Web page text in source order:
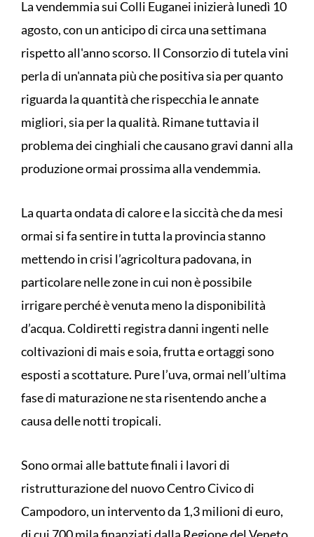
La vendemmia sui Colli Euganei inizierà lunedì 10
agosto, con un anticipo di circa una settimana
rispetto all'anno scorso. Il Consorzio di tutela vini
perla di un'annata più che positiva sia per quanto
riguarda la quantità che rispecchia le annate
migliori, sia per la qualità. Rimane tuttavia il
problema dei cinghiali che causano gravi danni alla
produzione ormai prossima alla vendemmia.
La quarta ondata di calore e la siccità che da mesi
ormai si fa sentire in tutta la provincia stanno
mettendo in crisi l’agricoltura padovana, in
particolare nelle zone in cui non è possibile
irrigare perché è venuta meno la disponibilità
d’acqua. Coldiretti registra danni ingenti nelle
coltivazioni di mais e soia, frutta e ortaggi sono
esposti a scottature. Pure l’uva, ormai nell’ultima
fase di maturazione ne sta risentendo anche a
causa delle notti tropicali.
Sono ormai alle battute finali i lavori di
ristrutturazione del nuovo Centro Civico di
Campodoro, un intervento da 1,3 milioni di euro,